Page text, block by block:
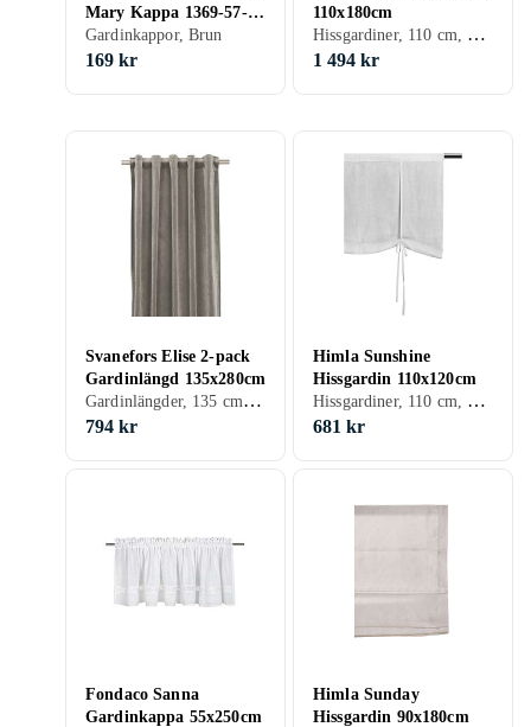
Mary Kappa 1369-57-
022
Gardinkappor, Brun
169 kr
110x180cm
Hissgardiner, 110 cm, 180 cm, Grå, Brun
1 494 kr
Svanefors Elise 2-pack
Gardinlängd 135x280cm
Gardinlängder, 135 cm, 280 cm, Svart, Vit, Silver, Grå, Turkos, Brun, Blå, Röd, Gul, Orange, Guld, Grön, Rosa, Lila, Creme/Beige
794 kr
Himla Sunshine
Hissgardin 110x120cm
Hissgardiner, 110 cm, 120 cm, Brun, Creme/Beige
681 kr
Fondaco Sanna
Gardinkappa 55x250cm
Himla Sunday
Hissgardin 90x180cm